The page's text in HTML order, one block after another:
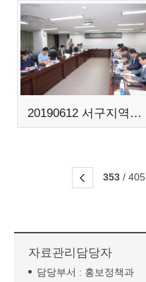
20190612 서구지역회폐 민관운영위원회
353 / 405
자료관리담당자
담당부서 : 홍보정책과